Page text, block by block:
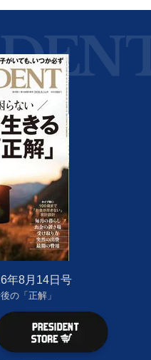
年8月14日号
の「正解」